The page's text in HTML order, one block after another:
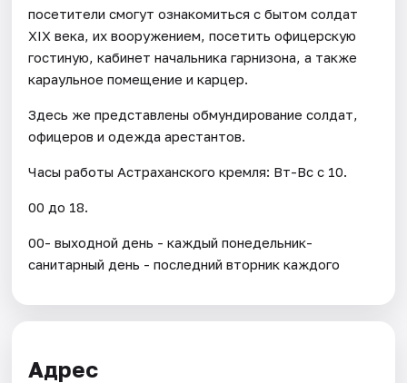
посетители смогут ознакомиться с бытом солдат
XIX века, их вооружением, посетить офицерскую
гостиную, кабинет начальника гарнизона, а также
караульное помещение и карцер.
Здесь же представлены обмундирование солдат,
офицеров и одежда арестантов.
Часы работы Астраханского кремля: Вт-Вс с 10.
00 до 18.
00- выходной день - каждый понедельник-
санитарный день - последний вторник каждого
Адрес